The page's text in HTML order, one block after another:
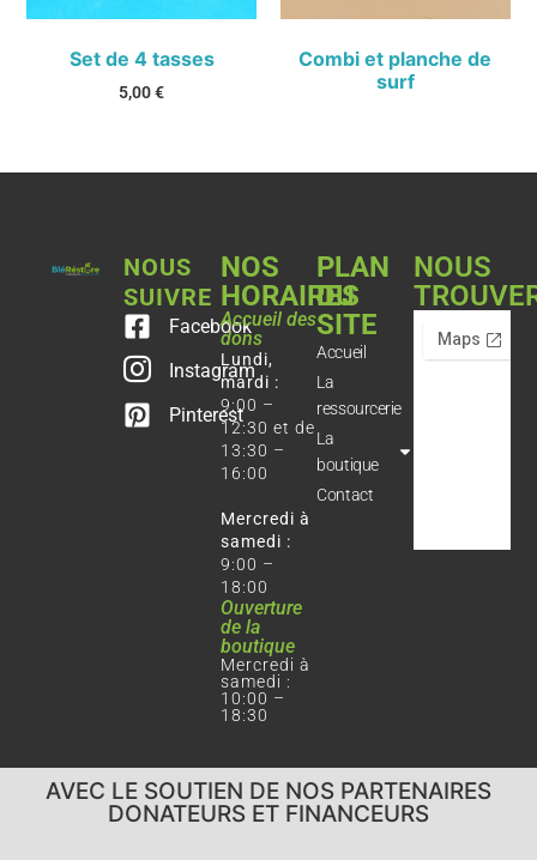
Set de 4 tasses
5,00€
Combi et planche de
surf
NOUS
SUIVRE
Facebook
Instagram
Pinterest
NOS
HORAIRES
Accueil des
dons
Lundi,
mardi :
9:00 –
12:30 et de
13:30 –
16:00
Mercredi à
samedi :
9:00 –
18:00
Ouverture
de la
boutique
Mercredi à
samedi :
10:00 –
18:30
PLAN
DU
SITE
Accueil
La
ressourcerie
La
boutique
Contact
NOUS
AVEC LE SOUTIEN DE NOS PARTENAIRES
DONATEURS ET FINANCEURS